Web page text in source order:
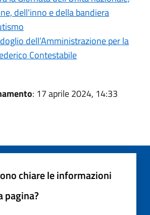
dell'inno e della bandiera
dell’Amministrazione per la
Contestabile
: 17 aprile 2024, 14:33
chiare le informazioni
pagina?